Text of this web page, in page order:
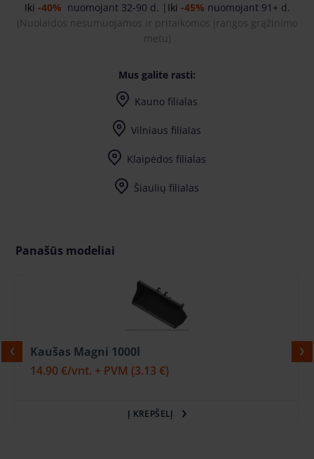
Iki -40% nuomojant 32-90 d. | Iki -45% nuomojant 91+ d.
( Nuolaidos nesumuojamos ir pritaikomos įrangos grąžinimo
metu)
Mus galite rasti:
Kauno filialas
Vilniaus filialas
Klaipėdos filialas
Šiaulių filialas
Panašūs modeliai
Kaušas Magni 1000l
14.90 €/vnt. + PVM (3.13 €)
Į KREPŠELĮ